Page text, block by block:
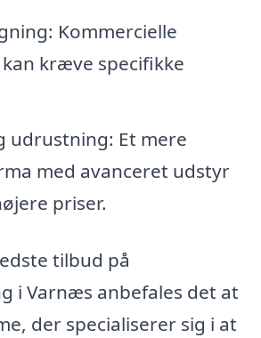
Kommercielle
kræve specifikke
udrustning: Et mere
med avanceret udstyr
priser.
tilbud på
i Varnæs anbefales det at
der specialiserer sig i at